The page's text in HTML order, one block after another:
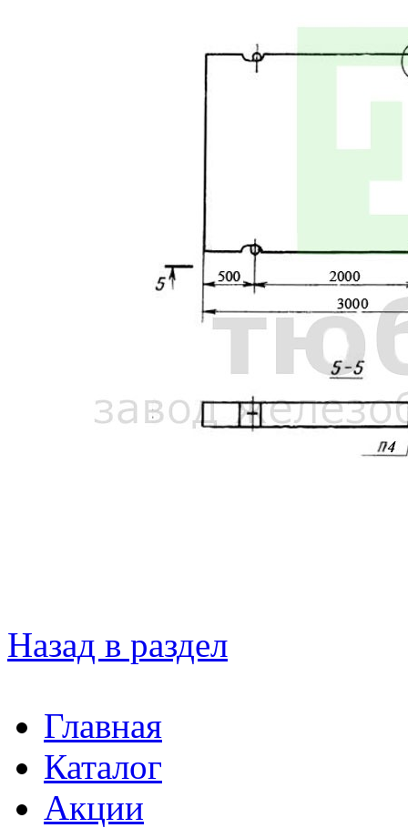
Назад в раздел
Главная
Каталог
Акции